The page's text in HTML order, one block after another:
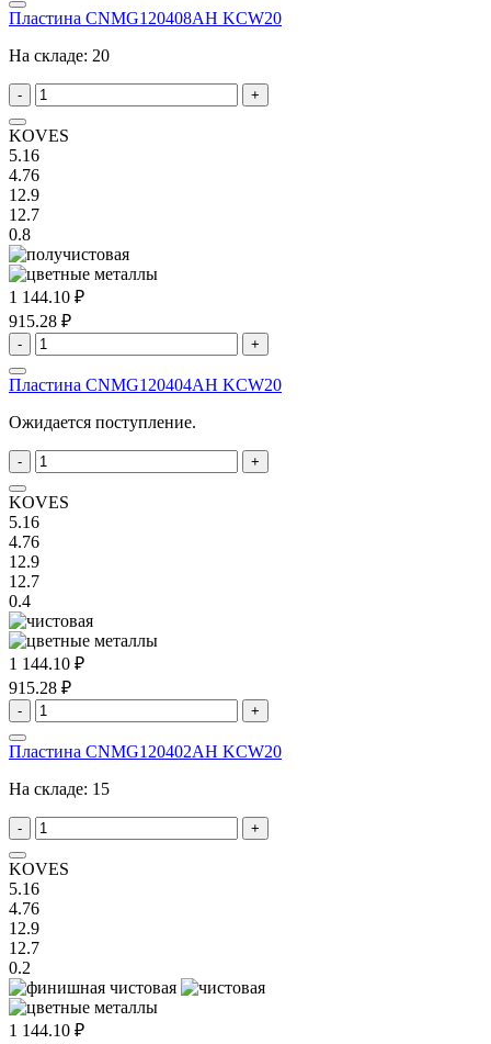
Пластина CNMG120408AH KCW20
На складе: 20
- +
KOVES
5.16
4.76
12.9
12.7
0.8
1 144.10 ₽
915.28 ₽
- +
Пластина CNMG120404AH KCW20
Ожидается поступление.
- +
KOVES
5.16
4.76
12.9
12.7
0.4
1 144.10 ₽
915.28 ₽
- +
Пластина CNMG120402AH KCW20
На складе: 15
- +
KOVES
5.16
4.76
12.9
12.7
0.2
1 144.10 ₽